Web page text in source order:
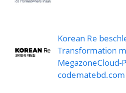
Korean Re
Transformation
MegazoneCloud-
codematebd.com